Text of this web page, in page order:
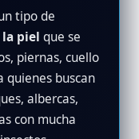
tipo de
piel que se
piernas, cuello
quienes buscan
albercas,
con mucha